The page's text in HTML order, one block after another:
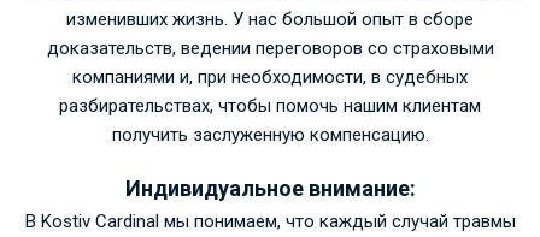
изменивших жизнь. У нас большой опыт в сборе
доказательств, ведении переговоров со страховыми
компаниями и, при необходимости, в судебных
разбирательствах, чтобы помочь нашим клиентам
получить заслуженную компенсацию.
Индивидуальное внимание:
В Kostiv Cardinal мы понимаем, что каждый случай травмы